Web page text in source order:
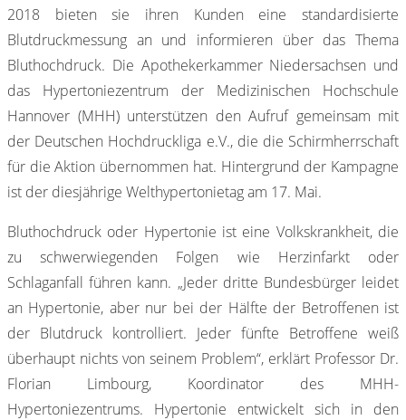
2018 bieten sie ihren Kunden eine standardisierte
Blutdruckmessung an und informieren über das Thema
Bluthochdruck. Die Apothekerkammer Niedersachsen und
das Hypertoniezentrum der Medizinischen Hochschule
Hannover (MHH) unterstützen den Aufruf gemeinsam mit
der Deutschen Hochdruckliga e.V., die die Schirmherrschaft
für die Aktion übernommen hat. Hintergrund der Kampagne
ist der diesjährige Welthypertonietag am 17. Mai.
Bluthochdruck oder Hypertonie ist eine Volkskrankheit, die
zu schwerwiegenden Folgen wie Herzinfarkt oder
Schlaganfall führen kann. „Jeder dritte Bundesbürger leidet
an Hypertonie, aber nur bei der Hälfte der Betroffenen ist
der Blutdruck kontrolliert. Jeder fünfte Betroffene weiß
überhaupt nichts von seinem Problem“, erklärt Professor Dr.
Florian Limbourg, Koordinator des MHH-
Hypertoniezentrums. Hypertonie entwickelt sich in den